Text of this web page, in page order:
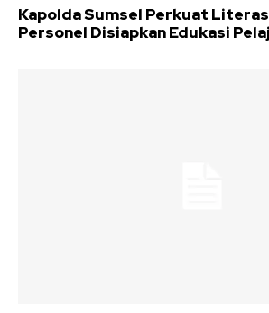
Kapolda Sumsel Perkuat
Personel Disiapkan Edukasi